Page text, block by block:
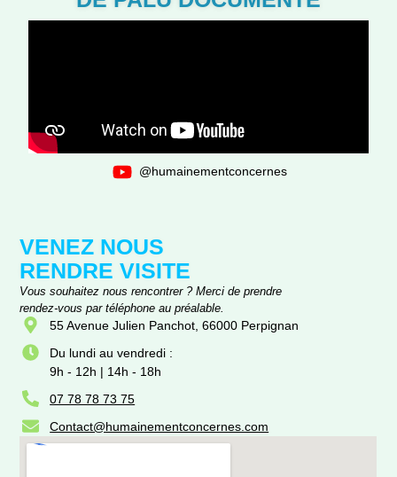
@humainementconcernes
VENEZ NOUS
RENDRE VISITE
Vous souhaitez nous rencontrer ? Merci de prendre
rendez-vous par téléphone au préalable.
55 Avenue Julien Panchot, 66000 Perpignan
Du lundi au vendredi :
9h - 12h | 14h - 18h
07 78 78 73 75
Contact@humainementconcernes.com